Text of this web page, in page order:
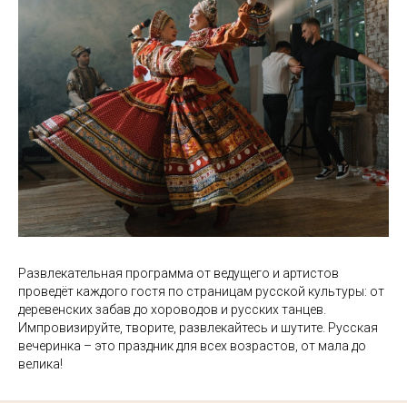
Развлекательная программа от ведущего и артистов
проведёт каждого гостя по страницам русской культуры: от
деревенских забав до хороводов и русских танцев.
Импровизируйте, творите, развлекайтесь и шутите. Русская
вечеринка – это праздник для всех возрастов, от мала до
велика!